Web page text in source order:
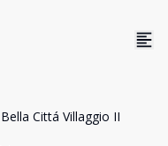
Cittá Villaggio II